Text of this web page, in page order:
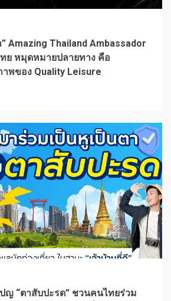
Amazing Thailand Ambassador
ย หมุดหมายปลายทาง คือ
พของ Quality Leisure
ญ “ตาสับปะรด” ชวนคนไทยร่วม